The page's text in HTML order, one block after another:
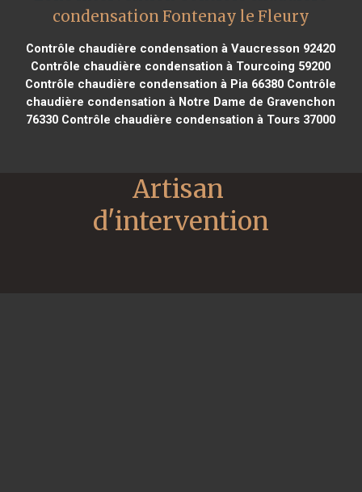
condensation Fontenay le Fleury
Contrôle chaudière condensation à Vaucresson 92420
Contrôle chaudière condensation à Tourcoing 59200
Contrôle chaudière condensation à Pia 66380 Contrôle
chaudière condensation à Notre Dame de Gravenchon
76330 Contrôle chaudière condensation à Tours 37000
Artisan
d'intervention